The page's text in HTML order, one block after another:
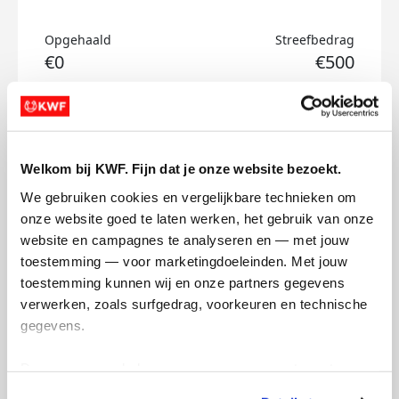
Welkom bij KWF. Fijn dat je onze website bezoekt.
We gebruiken cookies en vergelijkbare technieken om
onze website goed te laten werken, het gebruik van onze
website en campagnes te analyseren en — met jouw
toestemming — voor marketingdoeleinden. Met jouw
toestemming kunnen wij en onze partners gegevens
verwerken, zoals surfgedrag, voorkeuren en technische
gegevens.
Opgehaald
€0
Streefbedrag
€500
Doneer
Wiebe's badges